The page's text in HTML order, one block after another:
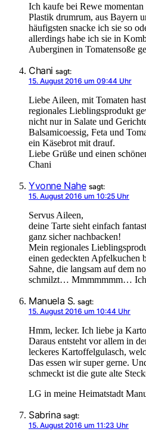
Ich kaufe bei Rewe
Plastik drumrum, aus Bayern
häufigsten snacke ich sie so
allerdings habe ich sie in
Auberginen in Tomatensoße
Chani sagt:
15. August 2016 um 09:44 Uhr
Liebe Aileen, mit Tomaten
regionales Lieblingsprodukt
nicht nur in Salate und
Balsamicoessig, Feta und
ein Käsebrot mit drauf.
Liebe Grüße und einen
Chani
Yvonne Nahe sagt:
15. August 2016 um 10:25 Uhr
Servus Aileen,
deine Tarte sieht einfach
ganz sicher nachbacken!
Mein regionales
einen gedeckten Apfelkuchen
Sahne, die langsam auf dem
schmilzt… Mmmmmmm… Ich
Manuela S. sagt:
15. August 2016 um 10:44 Uhr
Hmm, lecker. Ich liebe ja
Daraus entsteht vor allem in
leckeres Kartoffelgulasch,
Das essen wir super gerne.
schmeckt ist die gute alte
LG in meine Heimatstadt
Sabrina sagt:
15. August 2016 um 11:23 Uhr